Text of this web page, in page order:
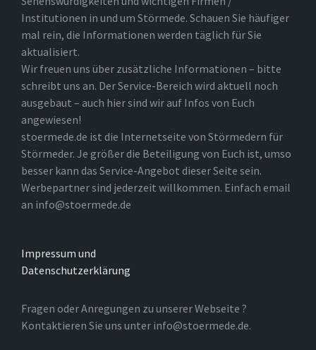
Institutionen in und um Störmede. Schauen Sie häufiger
mal rein, die Informationen werden täglich für Sie
aktualisiert.
Wir freuen uns über zusätzliche Informationen – bitte
schreibt uns an. Der Service-Bereich wird aktuell noch
ausgebaut – auch hier sind wir auf Infos von Euch
angewiesen!
stoermede.de ist die Internetseite von Störmedern für
Störmeder. Je größer die Beteiligung von Euch ist, umso
besser kann das Service-Angebot dieser Seite sein.
Werbepartner sind jederzeit willkommen. Einfach email
an info@stoermede.de
Impressum und
Datenschutzerklärung
Fragen oder Anregungen zu unserer Webseite ?
Kontaktieren Sie uns unter info@stoermede.de.